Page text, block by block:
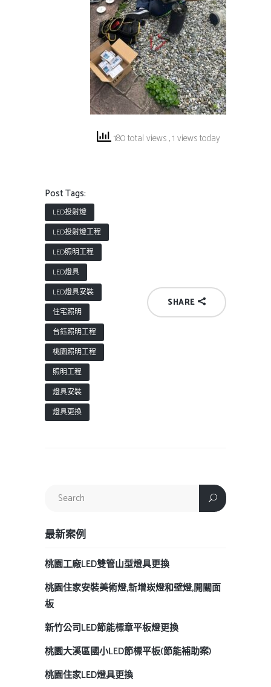
180 total views, 1 views today
Post Tags:
LED投射燈
LED投射燈工程
LED照明工程
LED燈具
LED燈具安裝
住宅照明
台鈺照明工程
桃園照明工程
照明工程
燈具安裝
燈具更換
SHARE
最新案例
桃園工廠LED雙管山型燈具更換
桃園住家安裝美術燈,新增崁燈和壁燈,開關面
板
新竹公司LED節能標章平板燈更換
桃園大溪區國小LED節標平板(節能補助案)
桃園住家LED燈具更換